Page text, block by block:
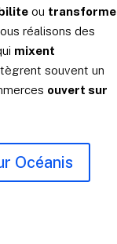
ou transforme
réalisons des
mixent
souvent un
ouvert sur
Océanis